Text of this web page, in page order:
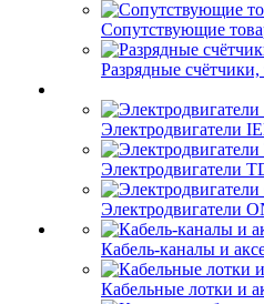
Сопутствующие
Разрядные
Электродвигатели
Электродвигатели
Электродвигатели
Кабель-каналы и
Кабельные лотки и